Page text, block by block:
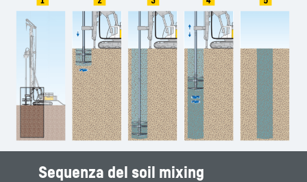
Sequenza del soil mixing
Sequenza del soil mixing